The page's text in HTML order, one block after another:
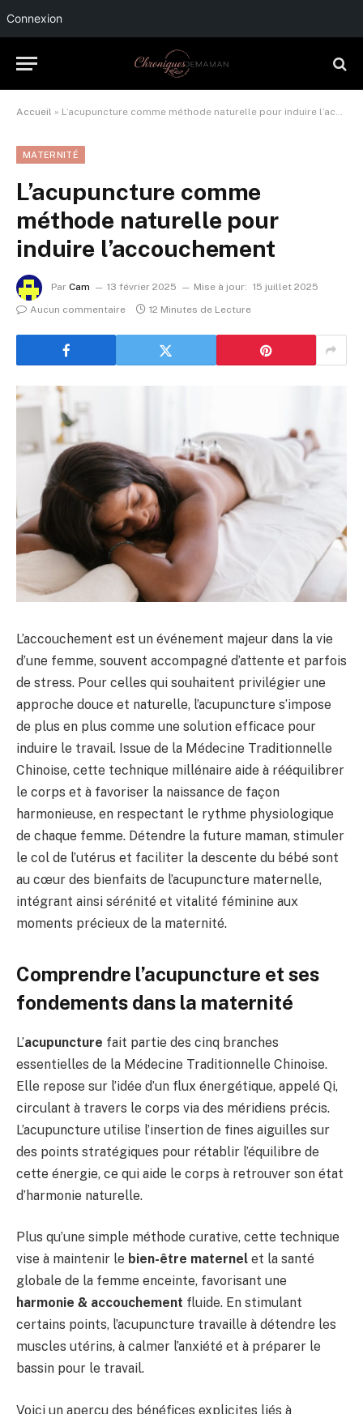
Connexion
Accueil » L’acupuncture comme méthode naturelle pour induire l’accouchement
MATERNITÉ
L’acupuncture comme
méthode naturelle pour
induire l’accouchement
Par Cam 13 février 2025 Mise à jour: 15 juillet 2025
Aucun commentaire
12 Minutes de Lecture
L’accouchement est un événement majeur dans la vie
d’une femme, souvent accompagné d’attente et parfois
de stress. Pour celles qui souhaitent privilégier une
approche douce et naturelle, l’acupuncture s’impose
de plus en plus comme une solution efficace pour
induire le travail. Issue de la Médecine Traditionnelle
Chinoise, cette technique millénaire aide à rééquilibrer
le corps et à favoriser la naissance de façon
harmonieuse, en respectant le rythme physiologique
de chaque femme. Détendre la future maman, stimuler
le col de l’utérus et faciliter la descente du bébé sont
au cœur des bienfaits de l’acupuncture maternelle,
intégrant ainsi sérénité et vitalité féminine aux
moments précieux de la maternité.
Comprendre l’acupuncture et ses
fondements dans la maternité
L’acupuncture fait partie des cinq branches
essentielles de la Médecine Traditionnelle Chinoise.
Elle repose sur l’idée d’un flux énergétique, appelé Qi,
circulant à travers le corps via des méridiens précis.
L’acupuncture utilise l’insertion de fines aiguilles sur
des points stratégiques pour rétablir l’équilibre de
cette énergie, ce qui aide le corps à retrouver son état
d’harmonie naturelle.
Plus qu’une simple méthode curative, cette technique
vise à maintenir le bien-être maternel et la santé
globale de la femme enceinte, favorisant une
harmonie & accouchement fluide. En stimulant
certains points, l’acupuncture travaille à détendre les
muscles utérins, à calmer l’anxiété et à préparer le
bassin pour le travail.
Voici un aperçu des bénéfices explicites liés à